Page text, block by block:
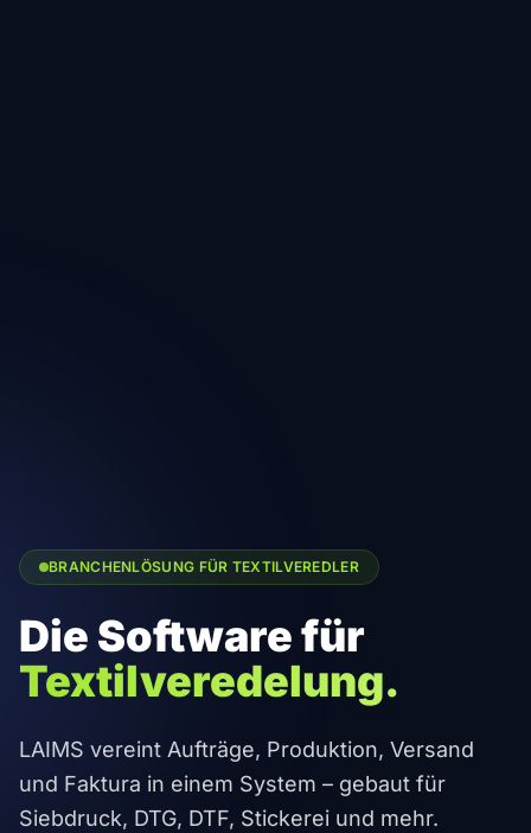
BRANCHENLÖSUNG FÜR TEXTILVEREDLER
Die Software für
Textilveredelung.
LAIMS vereint Aufträge, Produktion, Versand
und Faktura in einem System – gebaut für
Siebdruck, DTG, DTF, Stickerei und mehr.